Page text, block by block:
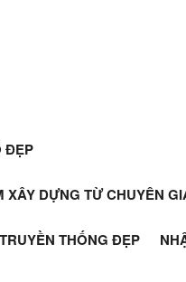
ĐẸP
XÂY DỰNG TỪ CHUYÊN
THỐNG ĐẸP